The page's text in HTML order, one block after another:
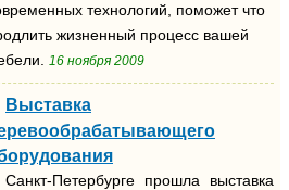
технологий, поможет что
жизненный процесс вашей
16 ноября 2009
Выставка
Петербурге прошла выставка